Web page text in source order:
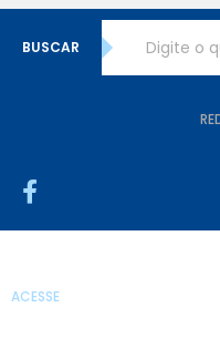
BUSCAR
ACESSE